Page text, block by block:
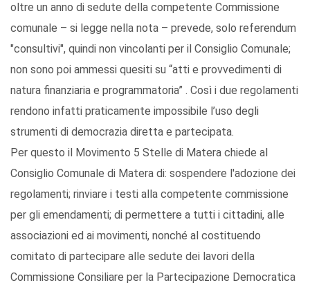
oltre un anno di sedute della competente Commissione
comunale – si legge nella nota – prevede, solo referendum
"consultivi", quindi non vincolanti per il Consiglio Comunale;
non sono poi ammessi quesiti su “atti e provvedimenti di
natura finanziaria e programmatoria” . Così i due regolamenti
rendono infatti praticamente impossibile l’uso degli
strumenti di democrazia diretta e partecipata.
Per questo il Movimento 5 Stelle di Matera chiede al
Consiglio Comunale di Matera di: sospendere l'adozione dei
regolamenti; rinviare i testi alla competente commissione
per gli emendamenti; di permettere a tutti i cittadini, alle
associazioni ed ai movimenti, nonché al costituendo
comitato di partecipare alle sedute dei lavori della
Commissione Consiliare per la Partecipazione Democratica